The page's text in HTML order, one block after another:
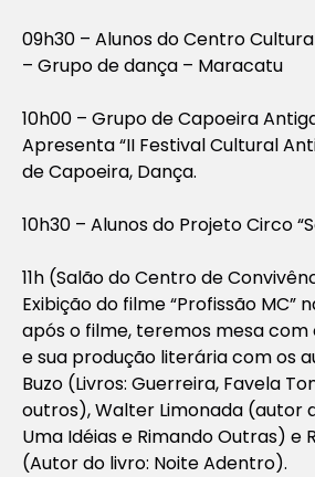
09h30 – Alunos do Centro
– Grupo de dança – Maracatu
10h00 – Grupo de Capoeira
Apresenta “II Festival Cultural
de Capoeira, Dança.
10h30 – Alunos do Projeto Circo
11h (Salão do Centro de
Exibição do filme “Profissão MC”
após o filme, teremos mesa com
e sua produção literária com os
Buzo (Livros: Guerreira, Favela
outros), Walter Limonada (autor
Uma Idéias e Rimando Outras) e
(Autor do livro: Noite Adentro).